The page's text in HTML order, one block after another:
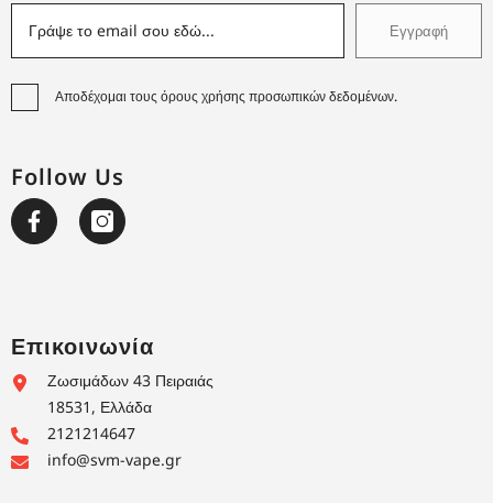
Εγγραφή
Αποδέχομαι τους όρους χρήσης προσωπικών δεδομένων.
Follow Us
Επικοινωνία
Ζωσιμάδων 43 Πειραιάς
18531, Ελλάδα
2121214647
info@svm-vape.gr